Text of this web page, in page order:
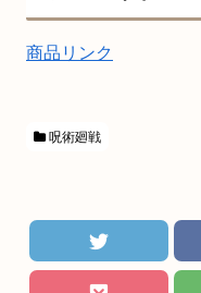
商品リンク
呪術廻戦